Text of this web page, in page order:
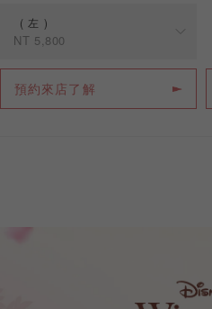
左
NT 5,800
規格 價格
左 NT 5,800
預約來店了解